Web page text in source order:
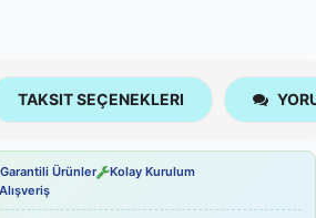
TAKSIT SEÇENEKLERI
Ürünler
Kolay Kurulum